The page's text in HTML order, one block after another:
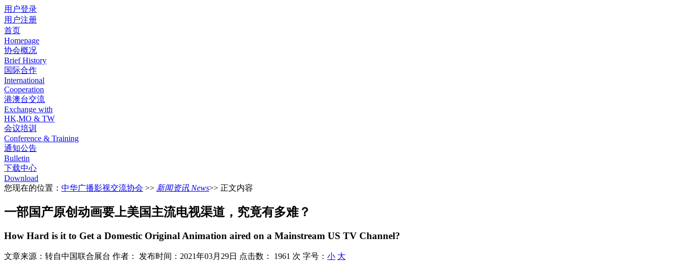
用户登录
用户注册
首页
Homepage
协会概况
Brief History
国际合作
International
Cooperation
港澳台交流
Exchange with
HK,MO & TW
会议培训
Conference & Training
通知公告
Bulletin
下载中心
Download
您现在的位置： 中华广播影视交流协会 >> 新闻资讯 News>> 正文内容
一部国产原创动画要上美国主流电视渠道，究竟有多难？
How Hard is it to Get a Domestic Original Animation aired on a Mainstream US TV Channel?
文章来源：转自中国联合展台 作者： 发布时间：2021年03月29日 点击数： 1961 次 字号： 小 大